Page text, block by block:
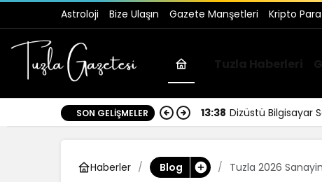
Astroloji Bize Ulaşın Gazete Manşetleri Kripto
SON GELIŞMELER 13:38 Dizüstü Bilgisayar
Haberler Blog Tuzla 2026